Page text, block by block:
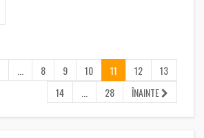
8 9 10 11 12
13
14
28 ÎNAINTE